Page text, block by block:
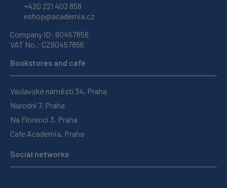
+420 221 403 858
eshop@academia.cz
Company ID: 60457856
VAT No.: CZ60457856
Bookstores and café
Václavské náměstí 34, Praha
Národní 7, Praha
Na Florenci 3, Praha
Cafe Academia, Praha
Social networks